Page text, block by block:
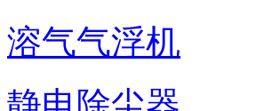
溶气气浮机